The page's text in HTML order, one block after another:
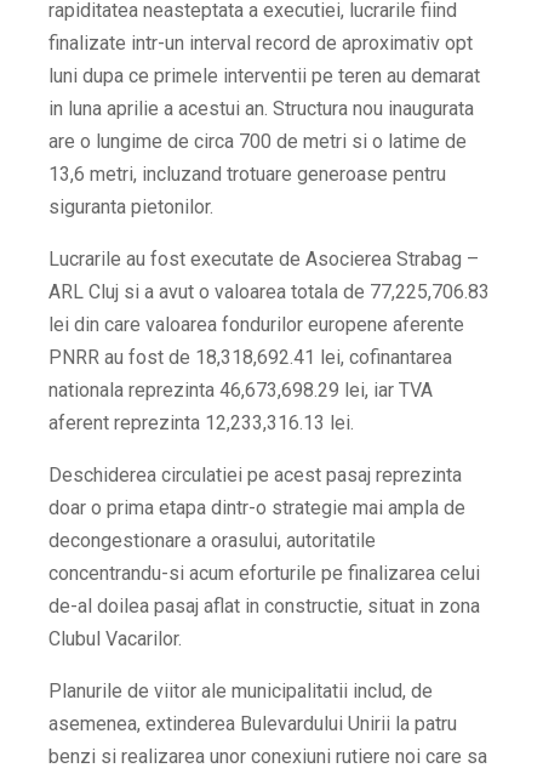
rapiditatea neasteptata a executiei, lucrarile fiind
finalizate intr-un interval record de aproximativ opt
luni dupa ce primele interventii pe teren au demarat
in luna aprilie a acestui an. Structura nou inaugurata
are o lungime de circa 700 de metri si o latime de
13,6 metri, incluzand trotuare generoase pentru
siguranta pietonilor.
Lucrarile au fost executate de Asocierea Strabag –
ARL Cluj si a avut o valoarea totala de 77,225,706.83
lei din care valoarea fondurilor europene aferente
PNRR au fost de 18,318,692.41 lei, cofinantarea
nationala reprezinta 46,673,698.29 lei, iar TVA
aferent reprezinta 12,233,316.13 lei.
Deschiderea circulatiei pe acest pasaj reprezinta
doar o prima etapa dintr-o strategie mai ampla de
decongestionare a orasului, autoritatile
concentrandu-si acum eforturile pe finalizarea celui
de-al doilea pasaj aflat in constructie, situat in zona
Clubul Vacarilor.
Planurile de viitor ale municipalitatii includ, de
asemenea, extinderea Bulevardului Unirii la patru
benzi si realizarea unor conexiuni rutiere noi care sa